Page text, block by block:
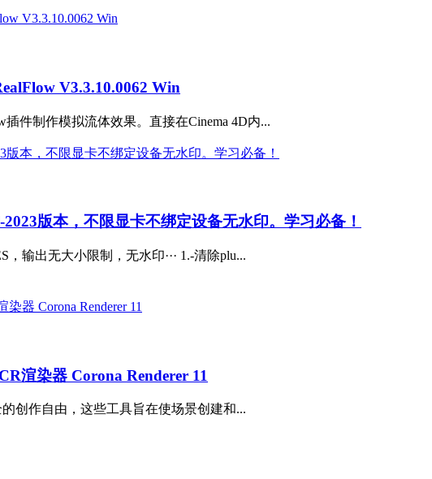
V3.3.10.0062 Win
插件制作模拟流体效果。直接在Cinema 4D内...
版本，不限显卡不绑定设备无水印。学习必备！
输出无大小限制，无水印··· 1.-清除plu...
渲染器 Corona Renderer 11
创作自由，这些工具旨在使场景创建和...